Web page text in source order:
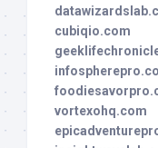
cubiqio.com
vortexohq.com